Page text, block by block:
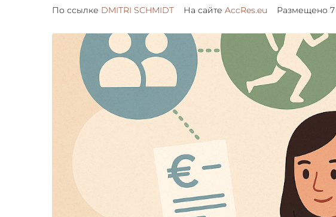
По ссылке DMITRI SCHMIDT На сайте AccRes.eu Размещено